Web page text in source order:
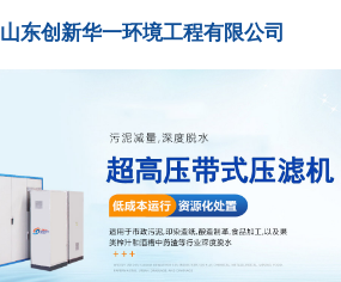
山东创新华一环境工程有限公司